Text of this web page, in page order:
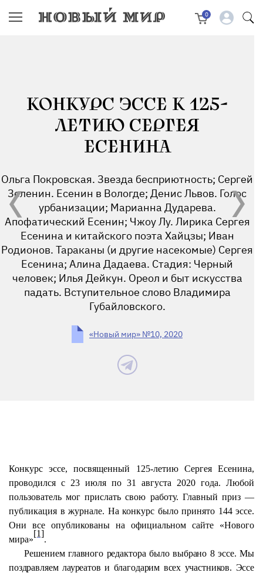
0
КОНКУРС ЭССЕ К 125-
ЛЕТИЮ СЕРГЕЯ
ЕСЕНИНА
Ольга Покровская. Звезда бесприютность; Сергей
Зеленин. Есенин в Вологде; Денис Львов. Голос
урбанизации; Марианна Дударева.
Апофатический Есенин; Чжоу Лу. Лирика Сергея
Есенина и китайского поэта Хайцзы; Иван
Родионов. Тараканы (и другие насекомые) Сергея
Есенина; Алина Дадаева. Стадия: Черный
человек; Илья Дейкун. Ореол и быт искусства
падать. Вступительное слово Владимира
Губайловского.
«Новый мир» №10, 2020
Конкурс эссе, посвященный 125-летию Сергея Есенина,
проводился с 23 июля по 31 августа 2020 года. Любой
пользователь мог прислать свою работу. Главный приз —
публикация в журнале. На конкурс было принято 144 эссе.
Они все опубликованы на официальном сайте «Нового
мира»
[1]
.
Решением главного редактора было выбрано 8 эссе. Мы
поздравляем лауреатов и благодарим всех участников. Эссе